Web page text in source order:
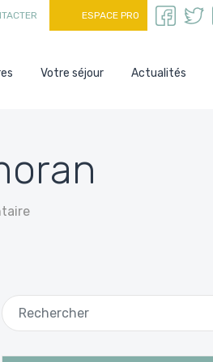
ESPACE PRO
Votre séjour Actualités